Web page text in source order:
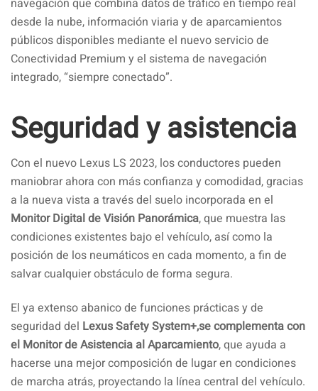
desde la nube, información viaria y de aparcamientos
públicos disponibles mediante el nuevo servicio de
Conectividad Premium y el sistema de navegación
integrado, “siempre conectado”.
Seguridad y asistencia
Con el nuevo Lexus LS 2023, los conductores pueden
maniobrar ahora con más confianza y comodidad, gracias
a la nueva vista a través del suelo incorporada en el
Monitor Digital de Visión Panorámica, que muestra las
condiciones existentes bajo el vehículo, así como la
posición de los neumáticos en cada momento, a fin de
salvar cualquier obstáculo de forma segura.
El ya extenso abanico de funciones prácticas y de
seguridad del Lexus Safety System+,se complementa con
el Monitor de Asistencia al Aparcamiento, que ayuda a
hacerse una mejor composición de lugar en condiciones
de marcha atrás, proyectando la línea central del vehículo.